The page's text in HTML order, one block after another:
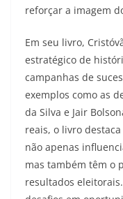
reforçar a imagem
Em seu livro,
estratégico de
campanhas de
exemplos como as
da Silva e Jair
reais, o livro
não apenas
mas também têm o
resultados